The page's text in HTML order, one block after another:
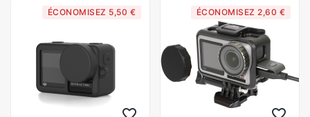
EKEN H9 H9R
protection étanche
EKEN H9R/H9
ÉCONOMISEZ 5,50 € ÉCONOMISEZ 2,60 €